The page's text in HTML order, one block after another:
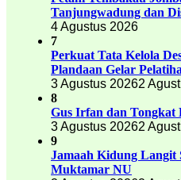
Tanjungwadung dan
4 Agustus 2026
7
Perkuat Tata Kelola
Plandaan Gelar
3 Agustus 20262
8
Gus Irfan dan Tongkat
3 Agustus 20262
9
Jamaah Kidung Langit
Muktamar NU